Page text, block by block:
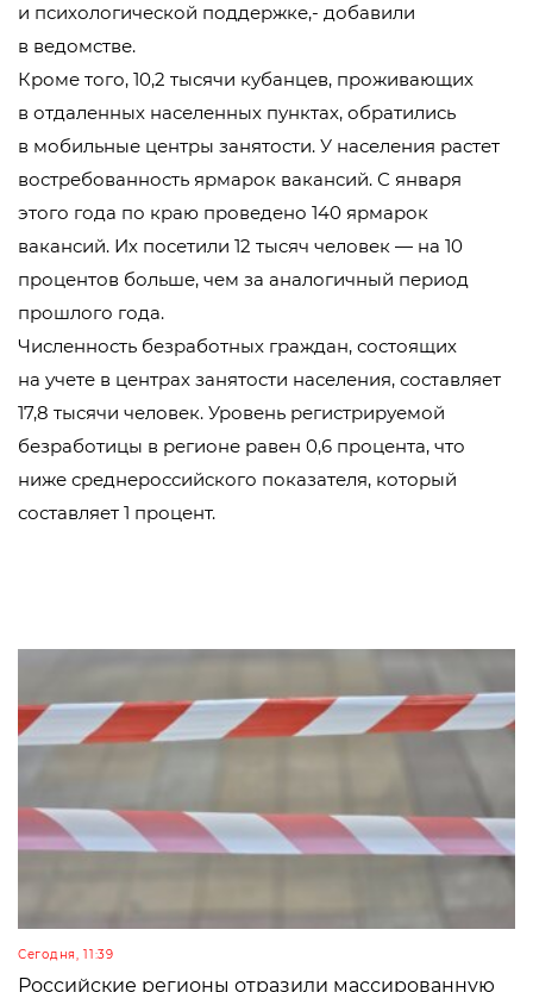
и психологической поддержке,- добавили
в ведомстве.
Кроме того, 10,2 тысячи кубанцев, проживающих
в отдаленных населенных пунктах, обратились
в мобильные центры занятости. У населения растет
востребованность ярмарок вакансий. С января
этого года по краю проведено 140 ярмарок
вакансий. Их посетили 12 тысяч человек — на 10
процентов больше, чем за аналогичный период
прошлого года.
Численность безработных граждан, состоящих
на учете в центрах занятости населения, составляет
17,8 тысячи человек. Уровень регистрируемой
безработицы в регионе равен 0,6 процента, что
ниже среднероссийского показателя, который
составляет 1 процент.
Сегодня, 11:39
Российские регионы отразили массированную